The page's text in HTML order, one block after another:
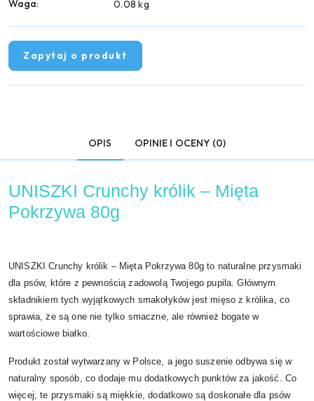
Waga: 0.08 kg
Zapytaj o produkt
OPIS OPINIE I OCENY (0)
UNISZKI Crunchy królik – Mięta
Pokrzywa 80g
UNISZKI Crunchy królik – Mięta Pokrzywa 80g to naturalne przysmaki
dla psów, które z pewnością zadowolą Twojego pupila. Głównym
składnikiem tych wyjątkowych smakołyków jest mięso z królika, co
sprawia, że są one nie tylko smaczne, ale również bogate w
wartościowe białko.
Produkt został wytwarzany w Polsce, a jego suszenie odbywa się w
naturalny sposób, co dodaje mu dodatkowych punktów za jakość. Co
więcej, te przysmaki są miękkie, dodatkowo są doskonałe dla psów